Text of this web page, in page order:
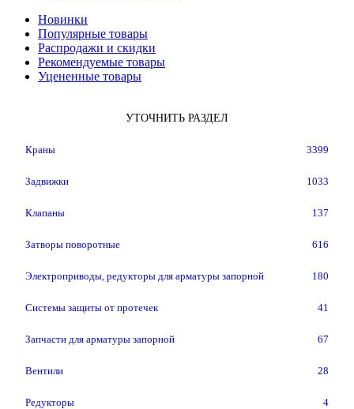
Новинки
Популярные товары
Распродажи и скидки
Рекомендуемые товары
Уцененные товары
УТОЧНИТЬ РАЗДЕЛ
Краны 3399
Задвижки 1033
Клапаны 137
Затворы поворотные 616
Электроприводы, редукторы для арматуры запорной 180
Системы защиты от протечек 41
Запчасти для арматуры запорной 67
Вентили 28
Редукторы 4